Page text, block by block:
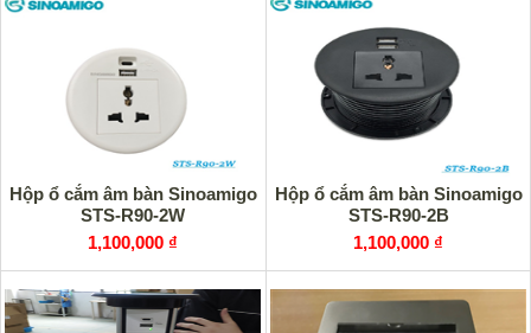
Hộp ổ cắm âm bàn Sinoamigo
STS-R90-2W
1,100,000 ₫
Hộp ổ cắm âm bàn Sinoamigo
STS-R90-2B
1,100,000 ₫